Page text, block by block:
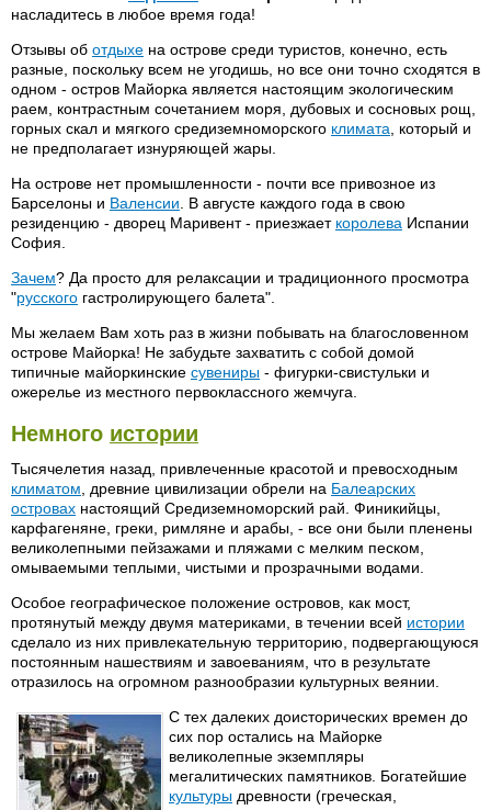
насладитесь в любое время года!
Отзывы об отдыхе на острове среди туристов, конечно, есть
разные, поскольку всем не угодишь, но все они точно сходятся в
одном - остров Майорка является настоящим экологическим
раем, контрастным сочетанием моря, дубовых и сосновых рощ,
горных скал и мягкого средиземноморского климата , который и
не предполагает изнуряющей жары.
На острове нет промышленности - почти все привозное из
Барселоны и Валенсии . В августе каждого года в свою
резиденцию - дворец Маривент - приезжает королева Испании
София.
Зачем? Да просто для релаксации и традиционного просмотра
"русского гастролирующего балета".
Мы желаем Вам хоть раз в жизни побывать на благословенном
острове Майорка! Не забудьте захватить с собой домой
типичные майоркинские сувениры - фигурки-свистульки и
ожерелье из местного первоклассного жемчуга.
Немного истории
Тысячелетия назад, привлеченные красотой и превосходным
климатом , древние цивилизации обрели на Балеарских
островах настоящий Средиземноморский рай. Финикийцы,
карфагеняне, греки, римляне и арабы, - все они были пленены
великолепными пейзажами и пляжами с мелким песком,
омываемыми теплыми, чистыми и прозрачными водами.
Особое географическое положение островов, как мост,
протянутый между двумя материками, в течении всей истории
сделало из них привлекательную территорию, подвергающуюся
постоянным нашествиям и завоеваниям, что в результате
отразилось на огромном разнообразии культурных веянии.
С тех далеких доисторических времен до
сих пор остались на Майорке
великолепные экземпляры
мегалитических памятников. Богатейшие
культуры древности (греческая,